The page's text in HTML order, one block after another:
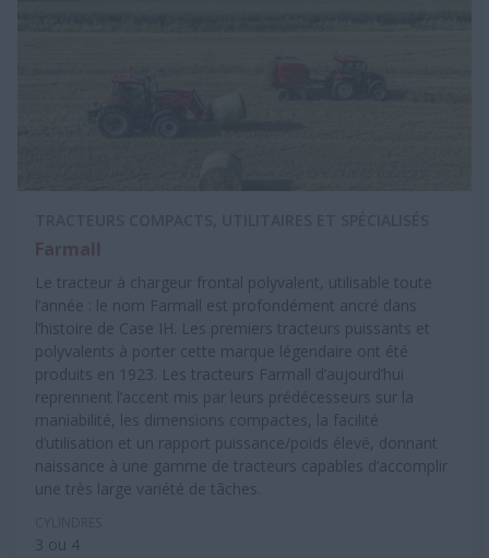
Le tracteur à chargeur frontal polyvalent, utilisable toute
l’année : le nom Farmall est profondément ancré dans
l’histoire de Case IH. Les premiers tracteurs puissants et
polyvalents à porter cette marque légendaire ont été
produits en 1923. Les tracteurs Farmall d’aujourd’hui
reprennent l’accent mis par leurs prédécesseurs sur la
maniabilité, les dimensions compactes, la facilité
d’utilisation et un rapport puissance/poids élevé, donnant
naissance à une gamme de tracteurs capables d’accomplir
une très large variété de tâches.
3 ou 4